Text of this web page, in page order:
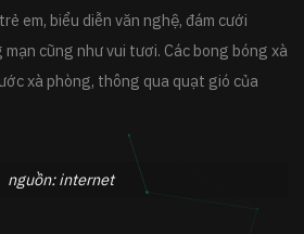
em, biểu diễn văn nghệ, đám cưới
cũng như vui tươi. Các bong bóng xà
xà phòng, thông qua quạt gió của
nguồn: internet